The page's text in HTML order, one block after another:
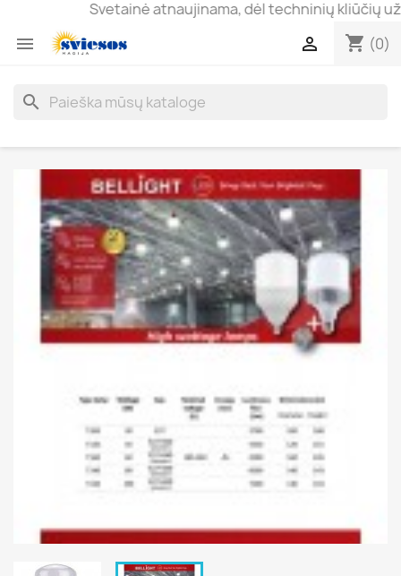
Svetainė atnaujinama, dėl techninių kliūčių
 shopping_cart (0)

search